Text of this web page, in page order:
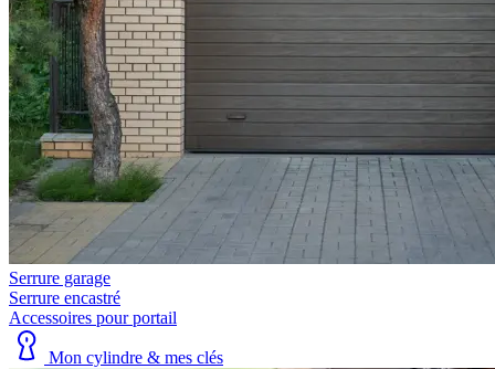
Serrure garage
Serrure encastré
Accessoires pour portail
Mon cylindre & mes clés